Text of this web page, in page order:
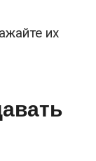
их